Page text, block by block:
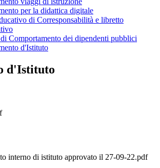
per la didattica digitale
di Corresponsabilità e libretto
Comportamento dei dipendenti pubblici
d'Istituto
d'Istituto
interno di istituto approvato il 27-09-22.pdf